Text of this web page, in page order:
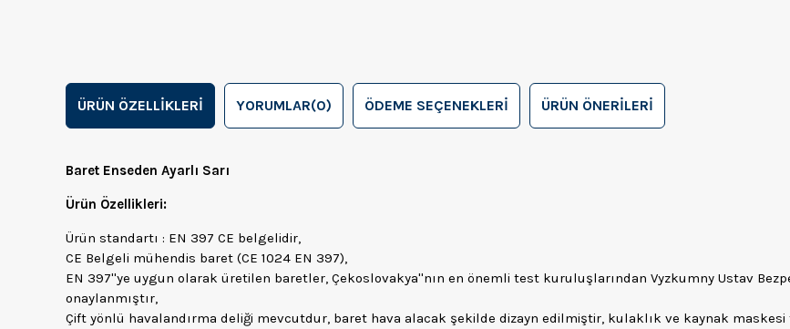
ÜRÜN ÖZELLIKLERI YORUMLAR(0) ÖDEME SEÇENEKLERI ÜRÜN ÖNERILERI
Baret Enseden Ayarlı Sarı
Ürün Özellikleri:
Ürün standartı : EN 397 CE belgelidir,
CE Belgeli mühendis baret (CE 1024 EN 397),
EN 397''ye uygun olarak üretilen baretler, Çekoslovakya''nın en önemli test kuruluşlarından Vyzkumny Ustav
onaylanmıştır,
Çift yönlü havalandırma deliği mevcutdur, baret hava alacak şekilde dizayn edilmiştir, kulaklık ve kaynak